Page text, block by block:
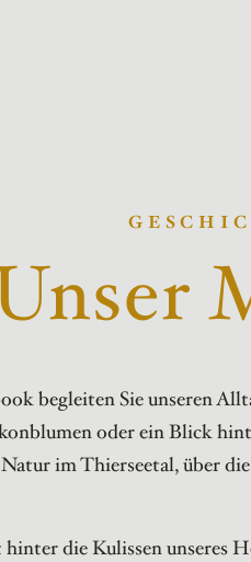
begleiten Sie unseren
oder ein Blick
im Thierseetal, über
die Kulissen unseres